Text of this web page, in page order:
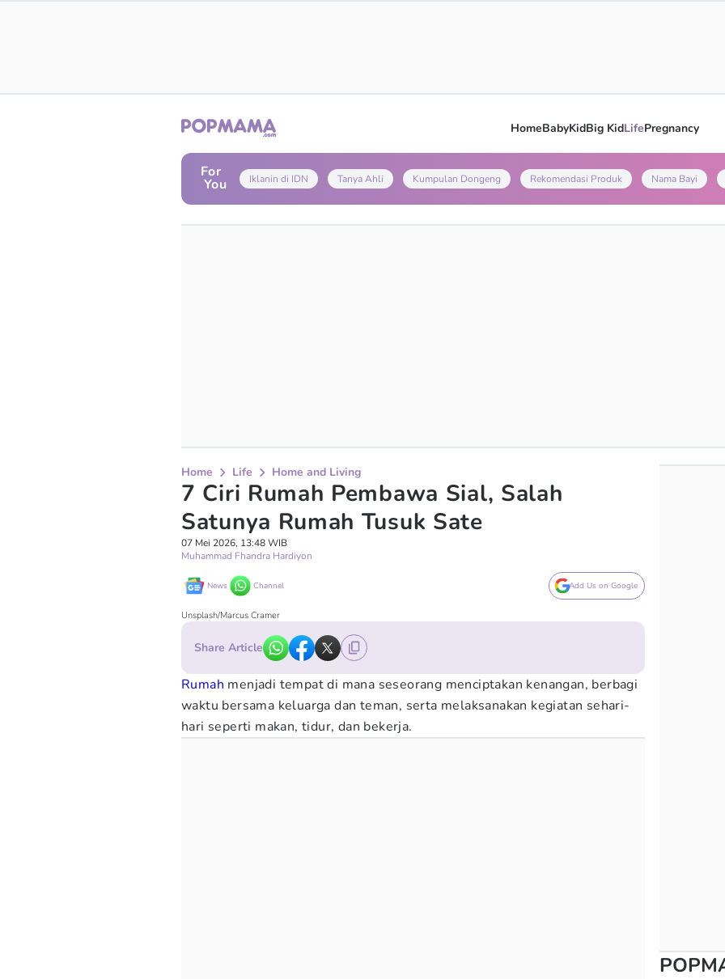
HomeBabyKidBig KidLifePregnancy
For
You Iklanin di IDN Tanya Ahli Kumpulan Dongeng Rekomendasi Produk Nama Bayi
Home Life Home and Living
7 Ciri Rumah Pembawa Sial, Salah
Satunya Rumah Tusuk Sate
07 Mei 2026, 13:48 WIB
Muhammad Fhandra Hardiyon
News Channel Add Us on Google
Unsplash/Marcus Cramer
Share Article
Rumah menjadi tempat di mana seseorang menciptakan kenangan, berbagi
waktu bersama keluarga dan teman, serta melaksanakan kegiatan sehari-
hari seperti makan, tidur, dan bekerja.